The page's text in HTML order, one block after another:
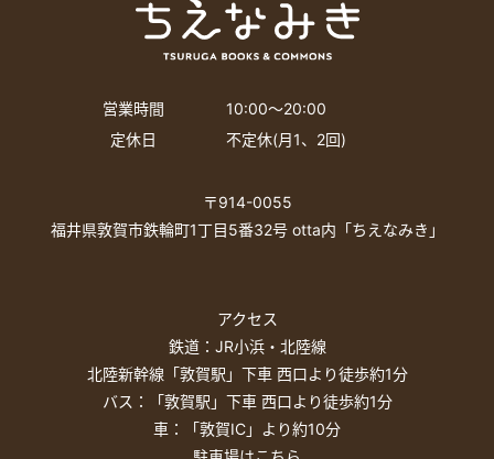
営業時間
10:00〜20:00
定休日
不定休(月1、2回)
〒914-0055
福井県敦賀市鉄輪町1丁目5番32号 otta内「ちえなみき」
アクセス
鉄道：JR小浜・北陸線
北陸新幹線「敦賀駅」下車 西口より徒歩約1分
バス：「敦賀駅」下車 西口より徒歩約1分
車：「敦賀IC」より約10分